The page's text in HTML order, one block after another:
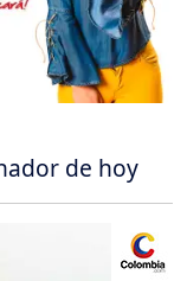
de hoy